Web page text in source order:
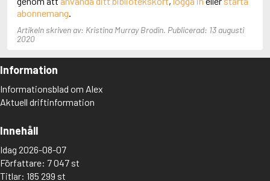
abonnemang
Artikeln skriven av: Kristina Murray Brodin. Publicerad: 13 augusti
2020
Information
Informationsblad om Alex
Aktuell driftinformation
Innehåll
Idag 2026-08-07
Författare: 7 047 st
Titlar: 185 299 st